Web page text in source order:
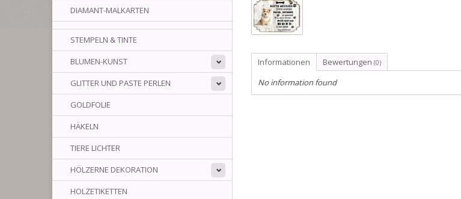
DIAMANT-MALKARTEN
STEMPELN & TINTE
BLUMEN-KUNST
GLITTER UND PASTE PERLEN
GOLDFOLIE
HÄKELN
TIERE LICHTER
HÖLZERNE DEKORATION
HOLZETIKETTEN
Informationen Bewertungen (0)
No information found